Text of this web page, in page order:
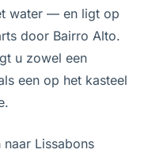
water — en ligt op
door Bairro Alto.
u zowel een
een op het kasteel
Lissabons